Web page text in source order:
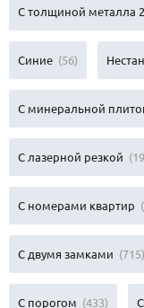
С толщиной металла
Синие (56)
С минеральной
С лазерной резкой
С номерами квартир
С двумя замками (715)
С порогом (433)